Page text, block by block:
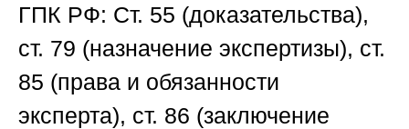
ГПК РФ: Ст. 55 (доказательства),
ст. 79 (назначение экспертизы), ст.
85 (права и обязанности
эксперта), ст. 86 (заключение